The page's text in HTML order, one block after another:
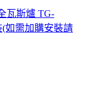
瓦斯爐 TG-
(如需加購安裝請